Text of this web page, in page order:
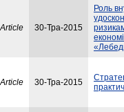
Article 30-Тра-2015
Роль
Article 30-Тра-2015